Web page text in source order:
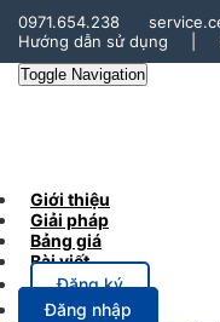
0971.654.238
Hướng dẫn sử dụng
Toggle Navigation
Giới thiệu
Giải pháp
Bảng giá
Bài viết
Đăng ký
Đăng nhập